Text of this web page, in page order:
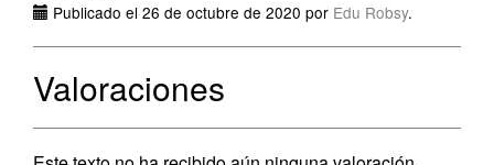
Publicado el 26 de octubre de 2020 por Edu Robsy.
Valoraciones